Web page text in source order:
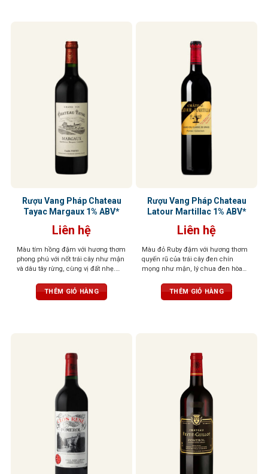
Rượu Vang Pháp Chateau
Tayac Margaux 1% ABV*
Liên hệ
Màu tím hồng đậm với hương thơm
phong phú với nốt trái cây như mận
và dâu tây rừng, cùng vị đất nhẹ.
cân bằng giữa độ chua và vị tròn
THÊM GIỎ HÀNG
Rượu Vang Pháp Chateau
Latour Martillac 1% ABV*
Liên hệ
Màu đỏ Ruby đậm với hương thơm
quyến rũ của trái cây đen chín
mọng như mận, lý chua đen hòa
tuyết tùng và gia vị. Vị rượu đậm đà
với tannin mềm mại và cấu trúc
THÊM GIỎ HÀNG